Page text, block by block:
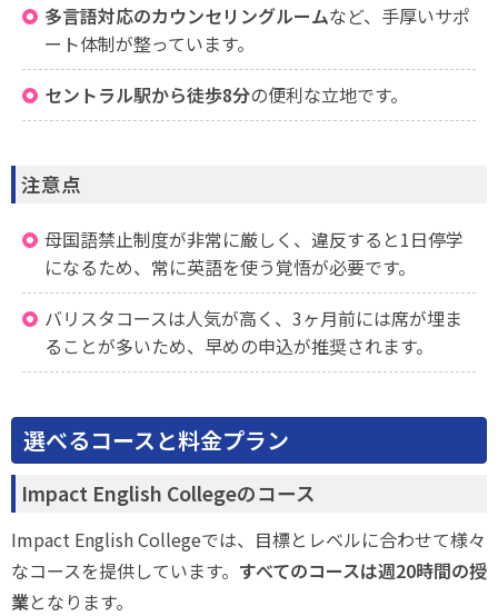
多言語対応のカウンセリングルームなど、手厚いサポ
ート体制が整っています。
セントラル駅から徒歩8分の便利な立地です。
注意点
母国語禁止制度が非常に厳しく、違反すると1日停学
になるため、常に英語を使う覚悟が必要です。
バリスタコースは人気が高く、3ヶ月前には席が埋ま
ることが多いため、早めの申込が推奨されます。
選べるコースと料金プラン
Impact English Collegeのコース
Impact English Collegeでは、目標とレベルに合わせて様々
なコースを提供しています。 すべてのコースは週20時間の授
業となります。